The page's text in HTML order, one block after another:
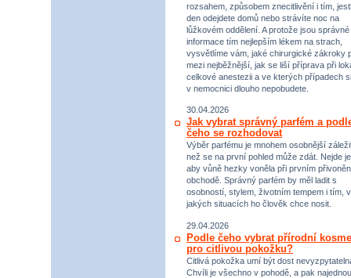
rozsahem, způsobem znecitlivění i tím,
den odejdete domů nebo strávíte noc na
lůžkovém oddělení. A protože jsou správné
informace tím nejlepším lékem na strach,
vysvětlíme vám, jaké chirurgické zákroky
mezi nejběžnější, jak se liší příprava při
celkové anestezii a ve kterých případech si
v nemocnici dlouho nepobudete.
30.04.2026
Jak vybrat správný parfém a
čeho se rozhodovat
Výběr parfému je mnohem osobnější
než se na první pohled může zdát. Nejde
aby vůně hezky voněla při prvním
obchodě. Správný parfém by měl ladit s
osobností, stylem, životním tempem i tím, v
jakých situacích ho člověk chce nosit.
29.04.2026
Podle čeho vybrat přírodní
pro citlivou pokožku?
Citlivá pokožka umí být dost
Chvíli je všechno v pohodě, a pak